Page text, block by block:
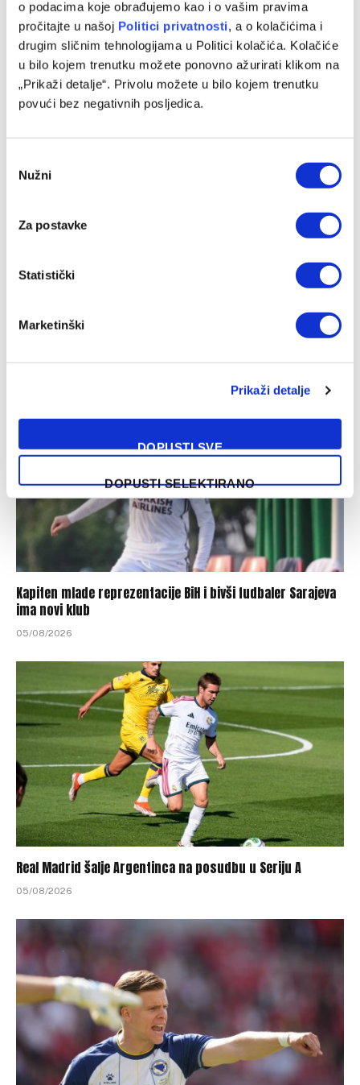
o podacima koje obrađujemo kao i o vašim pravima
pročitajte u našoj Politici privatnosti, a o kolačićima i
drugim sličnim tehnologijama u Politici kolačića. Kolačiće
u bilo kojem trenutku možete ponovno ažurirati klikom na
„Prikaži detalje“. Privolu možete u bilo kojem trenutku
povući bez negativnih posljedica.
Selection
Nužni
Za postavke
Statistički
Marketinški
Prikaži detalje
DOPUSTI SVE
DOPUSTI SELEKTIRANO
Hrvatski mediji ipak demantovali glasine o transferu
reprezentativca BiH u Hajduk
05/08/2026
Demirović se vratio s odmora i stavio tačku na špekulacije
o transferu
Kapiten mlade reprezentacije BiH i bivši fudbaler Sarajeva
ima novi klub
05/08/2026
Real Madrid šalje Argentinca na posudbu u Seriju A
05/08/2026